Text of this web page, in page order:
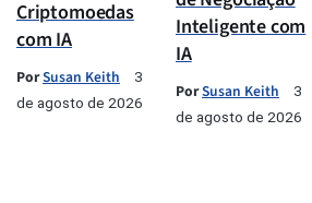
Criptomoedas
com IA
PorSusan Keith
3
de agosto de 2026
Inteligente com
IA
PorSusan Keith
3
de agosto de 2026